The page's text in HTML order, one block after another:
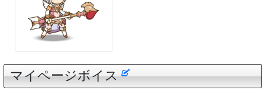
マイページボイス